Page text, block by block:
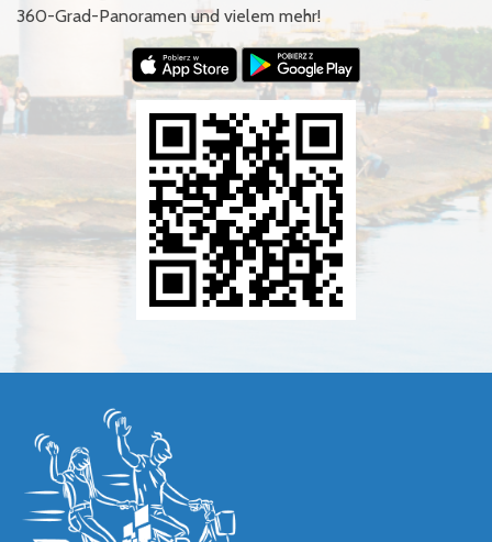
360-Grad-Panoramen und vielem mehr!